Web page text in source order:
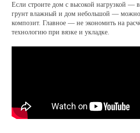
Если строите дом с высокой нагрузкой —
грунт влажный и дом небольшой — можно
композит. Главное — не экономить на
технологию при вязке и укладке.